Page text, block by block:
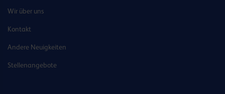
Wir über uns
Kontakt
Andere Neuigkeiten
Stellenangebote